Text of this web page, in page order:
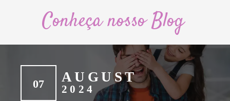
Conheça nosso Blog
07 AUGUST
2024